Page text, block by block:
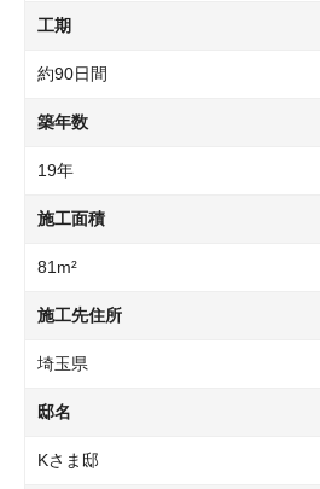
工期
約90日間
築年数
19年
施工面積
81m²
施工先住所
埼玉県
邸名
Kさま邸